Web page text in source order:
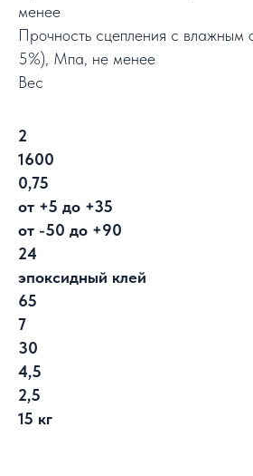
менее
Прочность сцепления с влажным
5%), Мпа, не менее
Вес
2
1600
0,75
от +5 до +35
от -50 до +90
24
эпоксидный клей
65
7
30
4,5
2,5
15 кг